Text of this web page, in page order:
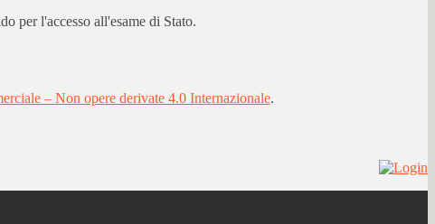
per l'accesso all'esame di Stato.
– Non opere derivate 4.0 Internazionale.